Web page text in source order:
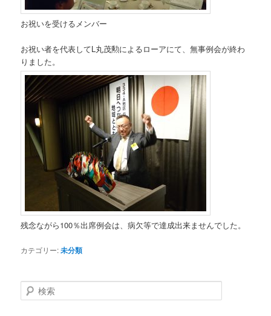
お祝いを受けるメンバー
お祝い者を代表してL丸茂勲によるローアにて、無事例会が終わ
りました。
残念ながら100％出席例会は、病欠等で達成出来ませんでした。
カテゴリー:未分類
検
索